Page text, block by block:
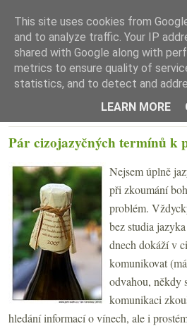
☰ Menu
Pár cizojazyčných termínů k
Nejsem úplně
při zkoumání
problém.
bez studia
dnech dokáží v
komunikovat
odvahou, někdy
komunikaci
hledání informací o vínech, ale i
This site uses cookies from
and to analyze traffic. Your IP
shared with Google along with
metrics to ensure quality of
statistics, and to detect and
LEARN MORE